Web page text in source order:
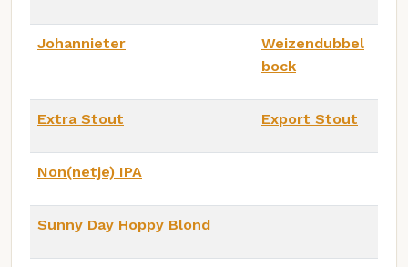
Johannieter
Weizendubbel
bock
Extra Stout Export Stout
Non(netje) IPA
Sunny Day Hoppy Blond